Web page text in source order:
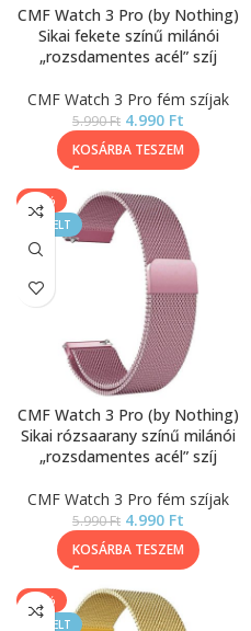
CMF Watch 3 Pro (by Nothing)
Sikai fekete színű milánói
„rozsdamentes acél” szíj
CMF Watch 3 Pro fém szíjak
5.990Ft 4.990 Ft
KOSÁRBA TESZEM
-17%
KIEMELT
CMF Watch 3 Pro (by Nothing)
Sikai rózsaarany színű milánói
„rozsdamentes acél” szíj
CMF Watch 3 Pro fém szíjak
5.990Ft 4.990 Ft
KOSÁRBA TESZEM
-17%
KIEMELT